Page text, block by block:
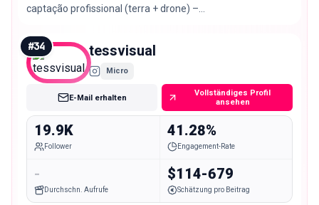
captação profissional (terra + drone) –
#34 tessvisual
Micro
E-Mail erhalten
Vollständiges Profil
ansehen
19.9K
Follower
41.28%
Engagement-Rate
-
Durchschn. Aufrufe
$114-679
Schätzung pro Beitrag